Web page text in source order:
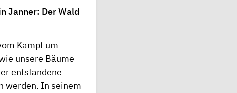
Janner: Der Wald
Kampf um
unsere Bäume
entstandene
werden. In seinem